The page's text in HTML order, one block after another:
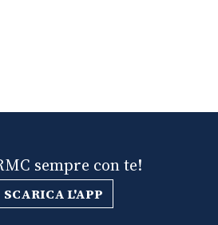
sempre con te!
SCARICA L'APP